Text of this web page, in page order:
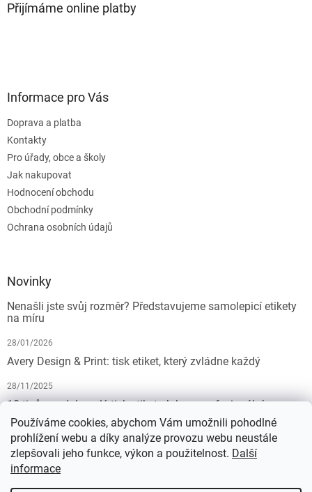
Používáme cookies, abychom Vám umožnili pohodlné
prohlížení webu a díky analýze provozu webu neustále
zlepšovali jeho funkce, výkon a použitelnost. Další
informace
Přijímáme online platby
Informace pro Vás
Doprava a platba
Kontakty
Pro úřady, obce a školy
Jak nakupovat
Hodnocení obchodu
Obchodní podmínky
Ochrana osobních údajů
Novinky
Nenašli jste svůj rozměr? Představujeme samolepicí etikety
na míru
28/01/2026
Avery Design & Print: tisk etiket, který zvládne každý
28/11/2025
10 tipů pro dokonalý tisk etiket: Jak na profesionální
výsledek bez starostí
19/07/2025